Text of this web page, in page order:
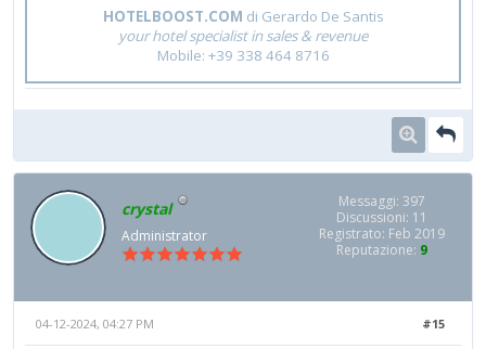
HOTELBOOST.COM di Gerardo De Santis
your hotel specialist in sales & revenue
Mobile: +39 338 464 8716
crystal
Administrator
Messaggi: 397
Discussioni: 11
Registrato: Feb 2019
Reputazione: 9
#15
04-12-2024, 04:27 PM